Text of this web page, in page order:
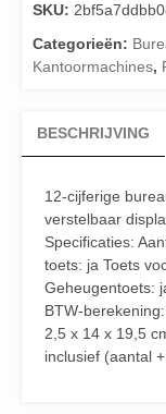
SKU:
Categorieën:
Kantoormachines,
BESCHRIJVING
12-cijferige
verstelbaar
Specificaties:
toets: ja Toets
Geheugentoets:
BTW-
2,5 x 14 x 19,5
inclusief (aantal